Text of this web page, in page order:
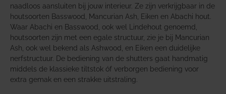
naadloos aansluiten bij jouw interieur. Ze zijn verkrijgbaar in de
houtsoorten Basswood, Mancurian Ash, Eiken en Abachi hout.
Waar Abachi en Basswood, ook wel Lindehout genoemd,
houtsoorten zijn met een egale structuur, zie je bij Mancurian
Ash, ook wel bekend als Ashwood, en Eiken een duidelijke
nerfstructuur. De bediening van de shutters gaat handmatig
middels de klassieke tiltstok óf verborgen bediening voor
extra gemak en een strakke uitstraling.